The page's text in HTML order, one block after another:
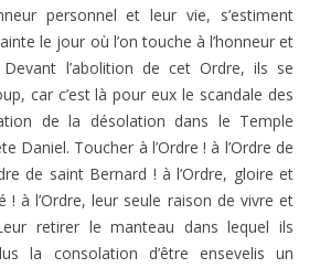
personnel et leur vie, s’estiment
le jour où l’on touche à l’honneur et
l’abolition de cet Ordre, ils se
car c’est là pour eux le scandale des
de la désolation dans le Temple
Daniel. Toucher à l’Ordre ! à l’Ordre de
de saint Bernard ! à l’Ordre, gloire et
! à l’Ordre, leur seule raison de vivre et
retirer le manteau dans lequel ils
la consolation d’être ensevelis un